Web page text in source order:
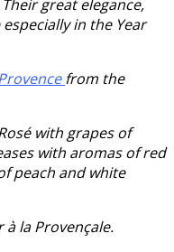
great elegance,
in the Year
from the
with grapes of
with aromas of red
peach and white
la Provençale.